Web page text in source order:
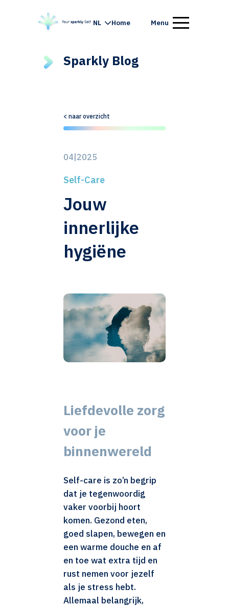
NL Home Menu
Sparkly Blog
< naar overzicht
04|2025
Self-Care
Jouw
innerlijke
hygiëne
Liefdevolle zorg
voor je
binnenwereld
Self-care is zo’n begrip
dat je tegenwoordig
vaker voorbij hoort
komen. Gezond eten,
goed slapen, bewegen en
een warme douche en af
en toe wat extra tijd en
rust nemen voor jezelf
als je stress hebt.
Allemaal belangrijk,